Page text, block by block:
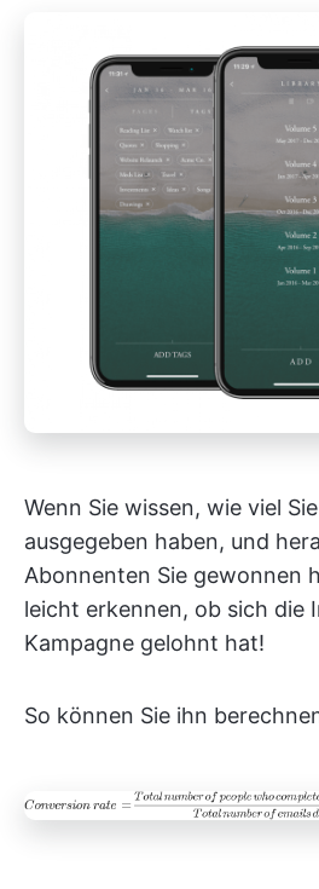
Wenn Sie wissen, wie viel
ausgegeben haben, und
Abonnenten Sie gewonnen
leicht erkennen, ob sich die
Kampagne gelohnt hat!
So können Sie ihn